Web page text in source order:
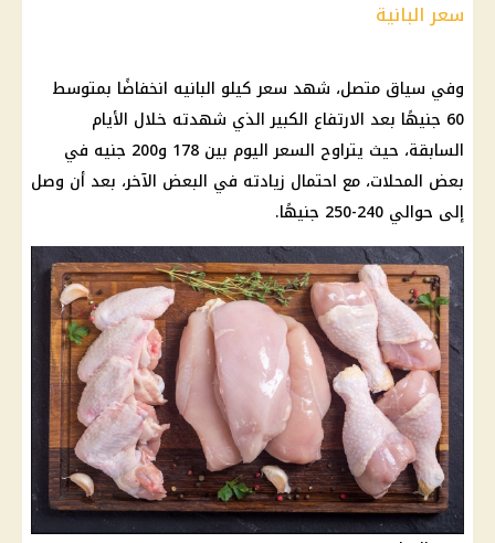
سعر البانية
وفي سياق متصل، شهد سعر كيلو البانيه انخفاضًا بمتوسط
60 جنيهًا بعد الارتفاع الكبير الذي شهدته خلال الأيام
السابقة، حيث يتراوح السعر اليوم بين 178 و200 جنيه في
بعض المحلات، مع احتمال زيادته في البعض الآخر، بعد أن وصل
إلى حوالي 240-250 جنيهًا.